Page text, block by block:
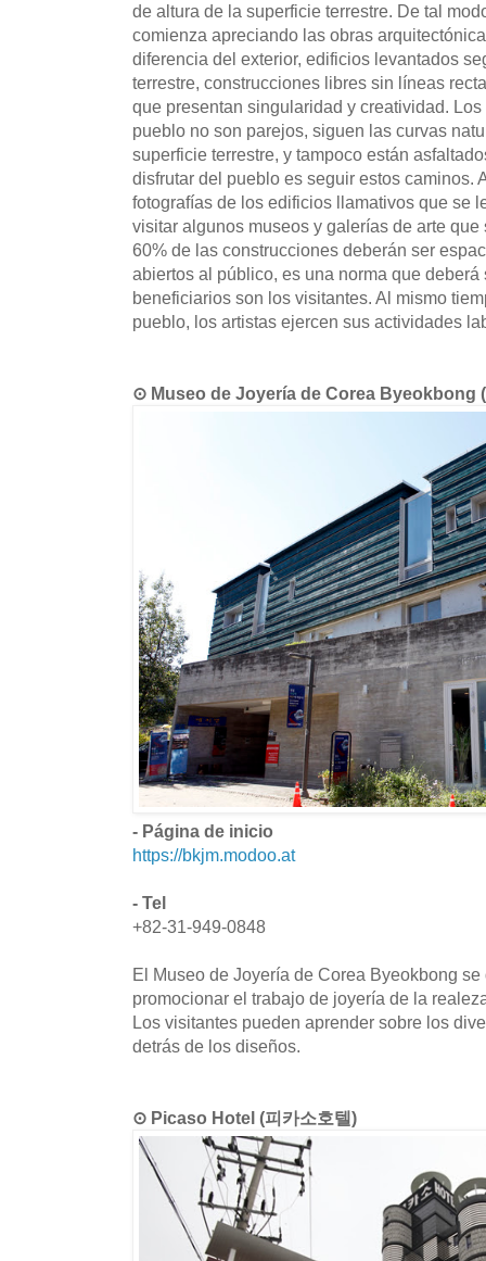
de altura de la superficie terrestre. De tal
comienza apreciando las obras
diferencia del exterior, edificios levantados
terrestre, construcciones libres sin líneas
que presentan singularidad y creatividad.
pueblo no son parejos, siguen las curvas
superficie terrestre, y tampoco están
disfrutar del pueblo es seguir estos caminos.
fotografías de los edificios llamativos que se
visitar algunos museos y galerías de arte
60% de las construcciones deberán ser
abiertos al público, es una norma que
beneficiarios son los visitantes. Al mismo
pueblo, los artistas ejercen sus actividades
⊙ Museo de Joyería de Corea Byeokbong (
- Página de inicio
https://bkjm.modoo.at
- Tel
+82-31-949-0848
El Museo de Joyería de Corea Byeokbong
promocionar el trabajo de joyería de la
Los visitantes pueden aprender sobre los
detrás de los diseños.
⊙ Picaso Hotel (피카소호텔)